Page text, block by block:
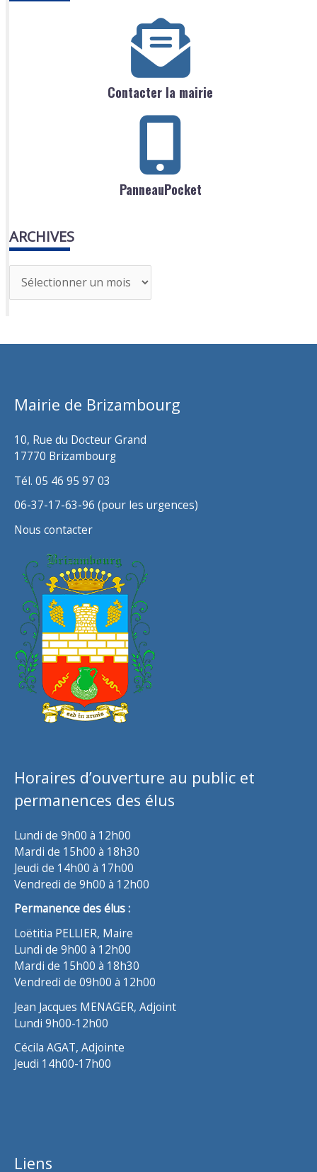
Contacter la mairie
PanneauPocket
ARCHIVES
r
h
Mairie de Brizambourg
10, Rue du Docteur Grand
17770 Brizambourg
Tél. 05 46 95 97 03
06-37-17-63-96 (pour les urgences)
Nous contacter
Horaires d’ouverture au public et
permanences des élus
Lundi de 9h00 à 12h00
Mardi de 15h00 à 18h30
Jeudi de 14h00 à 17h00
Vendredi de 9h00 à 12h00
Permanence des élus :
Loëtitia PELLIER, Maire
Lundi de 9h00 à 12h00
Mardi de 15h00 à 18h30
Vendredi de 09h00 à 12h00
Jean Jacques MENAGER, Adjoint
Lundi 9h00-12h00
Cécila AGAT, Adjointe
Jeudi 14h00-17h00
Liens